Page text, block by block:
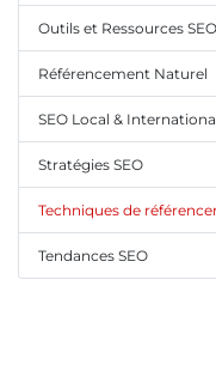
Outils et Ressources SEO
Référencement Naturel
SEO Local &
Stratégies SEO
Techniques de
Tendances SEO